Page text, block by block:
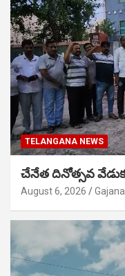
TELANGANA NEWS
చేనేత దినోత్సవ
August 6, 2026